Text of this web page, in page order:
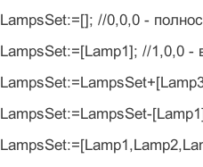
LampsSet:=[]; //0,0,0 -
LampsSet:=[Lamp1]; //1,0,0
LampsSet:=LampsSet-